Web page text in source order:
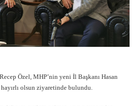
Özel, MHP’nin yeni İl Başkanı Hasan
olsun ziyaretinde bulundu.